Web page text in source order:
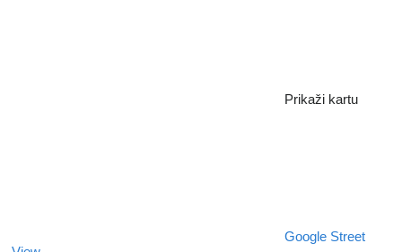
Prikaži kartu
Google Street